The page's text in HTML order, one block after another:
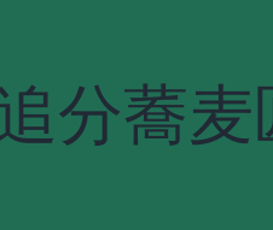
分蕎